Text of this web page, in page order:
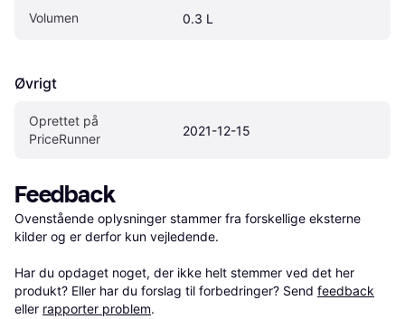
Volumen 0.3 L
Øvrigt
Oprettet på
PriceRunner
2021-12-15
Feedback
Ovenstående oplysninger stammer fra forskellige eksterne
kilder og er derfor kun vejledende.
Har du opdaget noget, der ikke helt stemmer ved det her
produkt? Eller har du forslag til forbedringer? Send feedback
eller rapporter problem.